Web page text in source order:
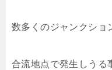
数多くのジャンクショ
合流地点で発生しうる